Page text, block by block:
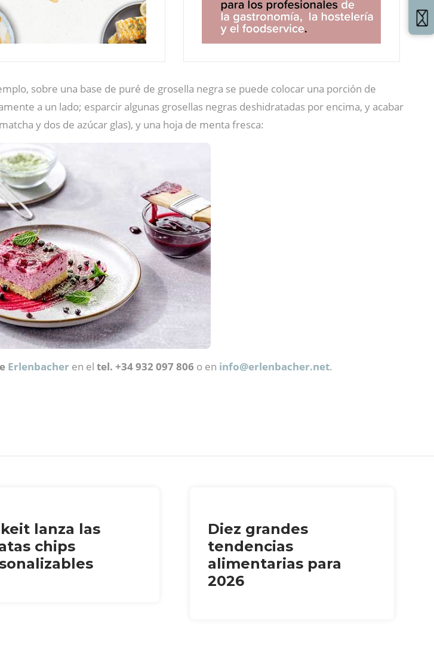
sobre una base de puré de grosella negra se puede colocar una porción de
a un lado; esparcir algunas grosellas negras deshidratadas por encima, y acabar
y dos de azúcar glas), y una hoja de menta fresca:
Erlenbacher en el tel. +34 932 097 806 o en info@erlenbacher.net.
lanza las
chips
Diez grandes
tendencias
alimentarias para
2026